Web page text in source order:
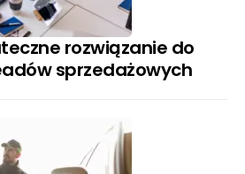
rozwiązanie do
sprzedażowych